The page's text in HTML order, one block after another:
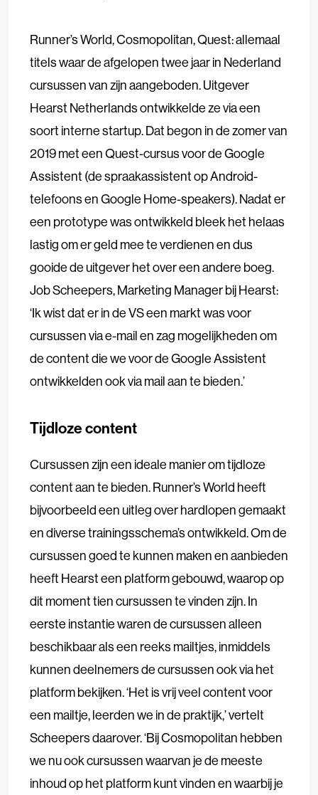
Runner’s World, Cosmopolitan, Quest: allemaal
titels waar de afgelopen twee jaar in Nederland
cursussen van zijn aangeboden. Uitgever
Hearst Netherlands ontwikkelde ze via een
soort interne startup. Dat begon in de zomer van
2019 met een Quest-cursus voor de Google
Assistent (de spraakassistent op Android-
telefoons en Google Home-speakers). Nadat er
een prototype was ontwikkeld bleek het helaas
lastig om er geld mee te verdienen en dus
gooide de uitgever het over een andere boeg.
Job Scheepers, Marketing Manager bij Hearst:
‘Ik wist dat er in de VS een markt was voor
cursussen via e-mail en zag mogelijkheden om
de content die we voor de Google Assistent
ontwikkelden ook via mail aan te bieden.’
Tijdloze content
Cursussen zijn een ideale manier om tijdloze
content aan te bieden. Runner’s World heeft
bijvoorbeeld een uitleg over hardlopen gemaakt
en diverse trainingsschema’s ontwikkeld. Om de
cursussen goed te kunnen maken en aanbieden
heeft Hearst een platform gebouwd, waarop op
dit moment tien cursussen te vinden zijn. In
eerste instantie waren de cursussen alleen
beschikbaar als een reeks mailtjes, inmiddels
kunnen deelnemers de cursussen ook via het
platform bekijken. ‘Het is vrij veel content voor
een mailtje, leerden we in de praktijk,’ vertelt
Scheepers daarover. ‘Bij Cosmopolitan hebben
we nu ook cursussen waarvan je de meeste
inhoud op het platform kunt vinden en waarbij je